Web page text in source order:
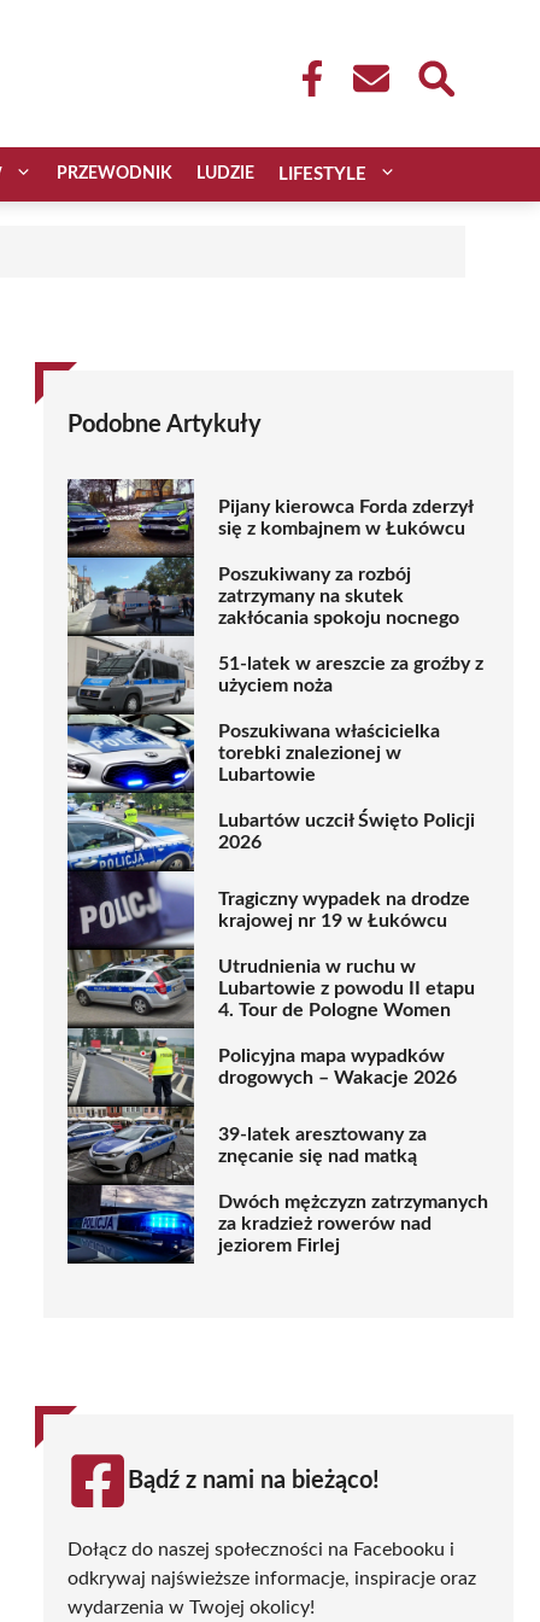
PRZEWODNIK LUDZIE LIFESTYLE
Podobne Artykuły
Pijany kierowca Forda zderzył
się z kombajnem w Łukówcu
Poszukiwany za rozbój
zatrzymany na skutek
zakłócania spokoju nocnego
51-latek w areszcie za groźby z
użyciem noża
Poszukiwana właścicielka
torebki znalezionej w
Lubartowie
Lubartów uczcił Święto Policji
2026
Tragiczny wypadek na drodze
krajowej nr 19 w Łukówcu
Utrudnienia w ruchu w
Lubartowie z powodu II etapu
4. Tour de Pologne Women
Policyjna mapa wypadków
drogowych – Wakacje 2026
39-latek aresztowany za
znęcanie się nad matką
Dwóch mężczyzn zatrzymanych
za kradzież rowerów nad
jeziorem Firlej
Bądź z nami na bieżąco!
Dołącz do naszej społeczności na Facebooku i
odkrywaj najświeższe informacje, inspiracje oraz
wydarzenia w Twojej okolicy!